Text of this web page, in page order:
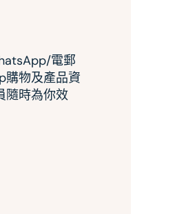
電郵
購物及產品資
隨時為你效